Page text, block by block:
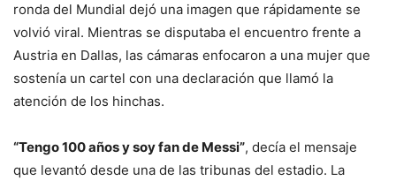
ronda del Mundial dejó una imagen que rápidamente se
volvió viral. Mientras se disputaba el encuentro frente a
Austria en Dallas, las cámaras enfocaron a una mujer que
sostenía un cartel con una declaración que llamó la
atención de los hinchas.
“Tengo 100 años y soy fan de Messi”, decía el mensaje
que levantó desde una de las tribunas del estadio. La